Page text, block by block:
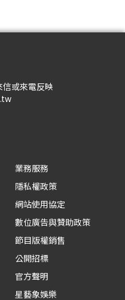
或來電反映
業務服務
隱私權政策
網站使用協定
數位廣告與贊助政策
節目版權銷售
公開招標
官方聲明
星藝象娛樂